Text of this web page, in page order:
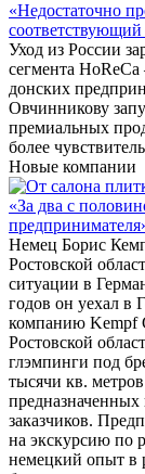
«Недостаточно
Уход из России
сегмента
донских
Овчинникову
премиальных
более
Новые компании
«За два с
Немец Борис
Ростовской
ситуации в
годов он уехал в
компанию Kempf
Ростовской
глэмпинги под
тысячи кв.
предназначенных
заказчиков.
на экскурсию по
немецкий опыт в